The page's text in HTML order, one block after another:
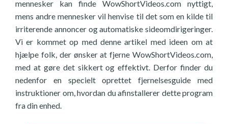
mennesker kan finde WowShortVideos.com nyttigt,
mens andre mennesker vil henvise til det som en kilde til
irriterende annoncer og automatiske sideomdirigeringer.
Vi er kommet op med denne artikel med ideen om at
hjælpe folk, der ønsker at fjerne WowShortVideos.com,
med at gøre det sikkert og effektivt. Derfor finder du
nedenfor en specielt oprettet fjernelsesguide med
instruktioner om, hvordan du afinstallerer dette program
fra din enhed.